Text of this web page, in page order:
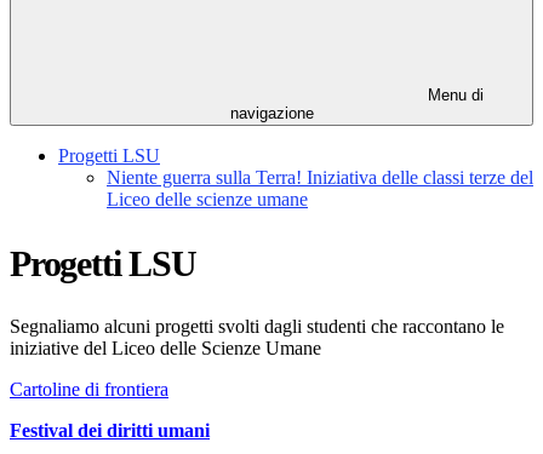
Menu di
navigazione
Progetti LSU
Niente guerra sulla Terra! Iniziativa delle classi terze del
Liceo delle scienze umane
Progetti LSU
Segnaliamo alcuni progetti svolti dagli studenti che raccontano le
iniziative del Liceo delle Scienze Umane
Cartoline di frontiera
Festival dei diritti umani